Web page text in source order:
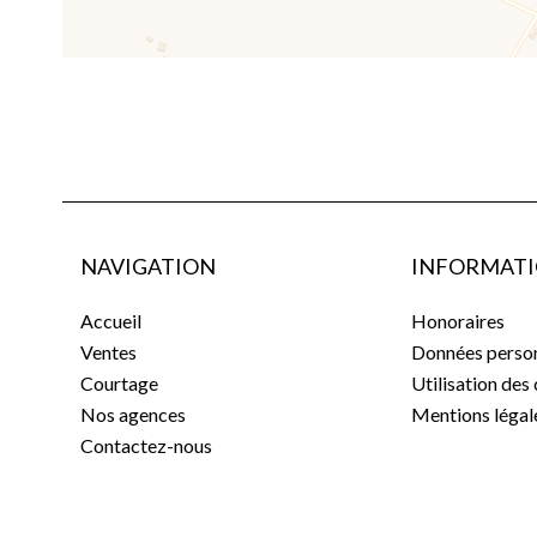
NAVIGATION
Accueil
Ventes
Courtage
Nos agences
Contactez-nous
Honoraires
Données
Utilisation des
Mentions